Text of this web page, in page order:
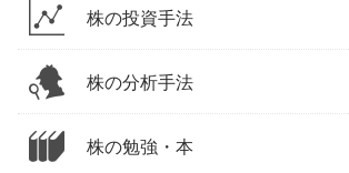
株の投資手法
株の分析手法
株の勉強・本